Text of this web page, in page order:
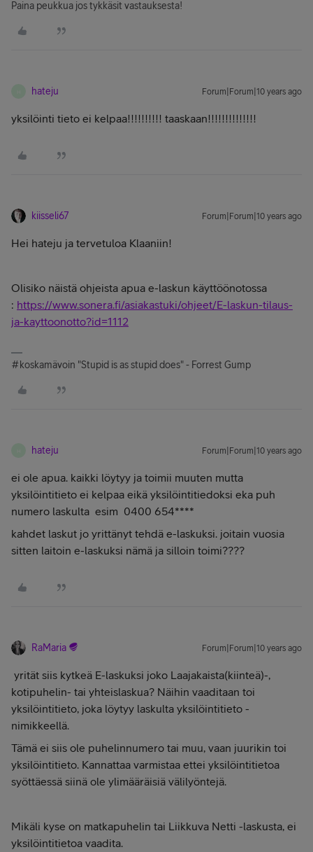
Paina peukkua jos tykkäsit vastauksesta!
hateju Forum|Forum|10 years ago
yksilöinti tieto ei kelpaa!!!!!!!!!! taaskaan!!!!!!!!!!!!!!
kiisseli67 Forum|Forum|10 years ago
Hei hateju ja tervetuloa Klaaniin!
Olisiko näistä ohjeista apua e-laskun käyttöönotossa
: https://www.sonera.fi/asiakastuki/ohjeet/E-laskun-tilaus-
ja-kayttoonotto?id=1112
#koskamävoin "Stupid is as stupid does" - Forrest Gump
hateju Forum|Forum|10 years ago
ei ole apua. kaikki löytyy ja toimii muuten mutta
yksilöintitieto ei kelpaa eikä yksilöintitiedoksi eka puh
numero laskulta esim 0400 654****
kahdet laskut jo yrittänyt tehdä e-laskuksi. joitain vuosia
sitten laitoin e-laskuksi nämä ja silloin toimi????
RaMaria Forum|Forum|10 years ago
yrität siis kytkeä E-laskuksi joko Laajakaista(kiinteä)-,
kotipuhelin- tai yhteislaskua? Näihin vaaditaan toi
yksilöintitieto, joka löytyy laskulta yksilöintitieto -
nimikkeellä.
Tämä ei siis ole puhelinnumero tai muu, vaan juurikin toi
yksilöintitieto. Kannattaa varmistaa ettei yksilöintitietoa
syöttäessä siinä ole ylimääräisiä välilyöntejä.
Mikäli kyse on matkapuhelin tai Liikkuva Netti -laskusta, ei
yksilöintitietoa vaadita.